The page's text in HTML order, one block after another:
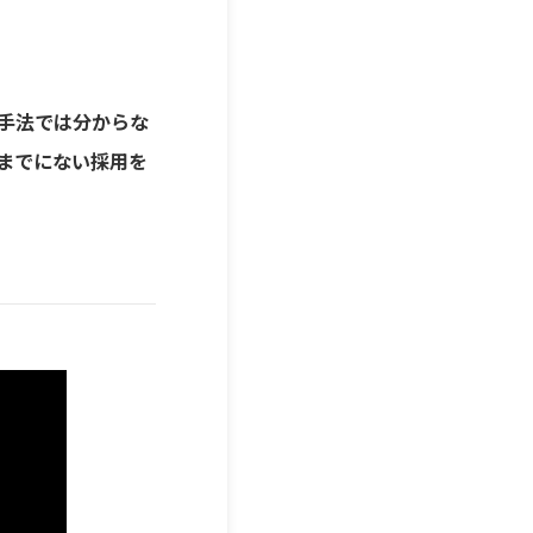
法では分からな
でにない採用を